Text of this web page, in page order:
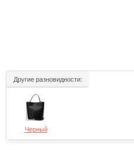
Другие разновидности:
Черный